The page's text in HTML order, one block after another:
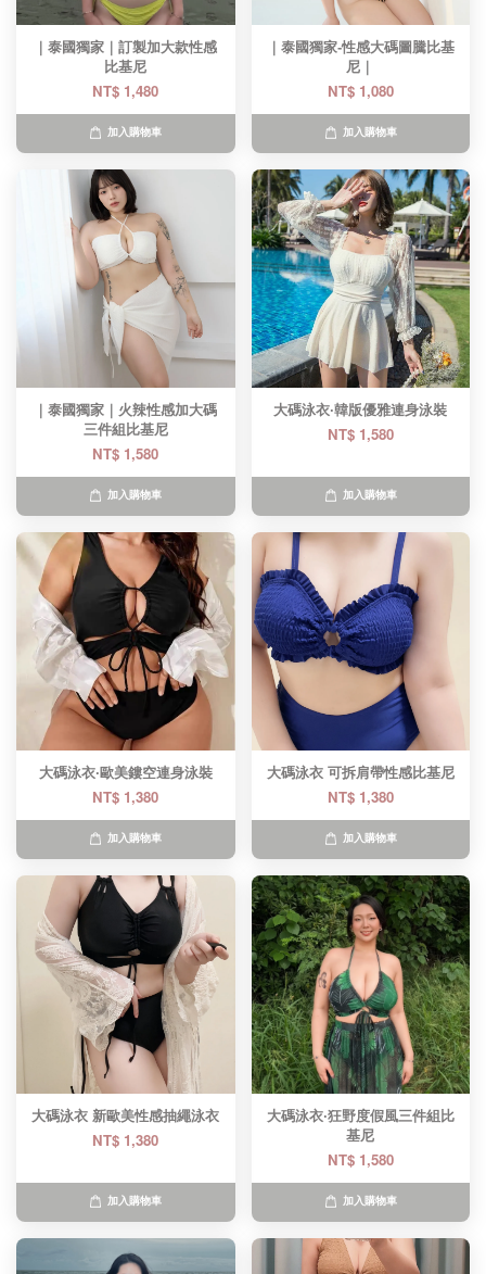
｜泰國獨家｜訂製加大款性感
比基尼​
NT$ 1,480
加入購物車
｜泰國獨家-性感大碼圖騰比基
尼｜
NT$ 1,080
加入購物車
｜泰國獨家｜火辣性感加大碼
三件組比基尼
NT$ 1,580
加入購物車
大碼泳衣·韓版優雅連身泳裝
NT$ 1,580
加入購物車
大碼泳衣·歐美鏤空連身泳裝
NT$ 1,380
加入購物車
大碼泳衣 可拆肩帶性感比基尼
NT$ 1,380
加入購物車
大碼泳衣 新歐美性感抽繩泳衣
NT$ 1,380
加入購物車
大碼泳衣·狂野度假風三件組比
基尼
NT$ 1,580
加入購物車